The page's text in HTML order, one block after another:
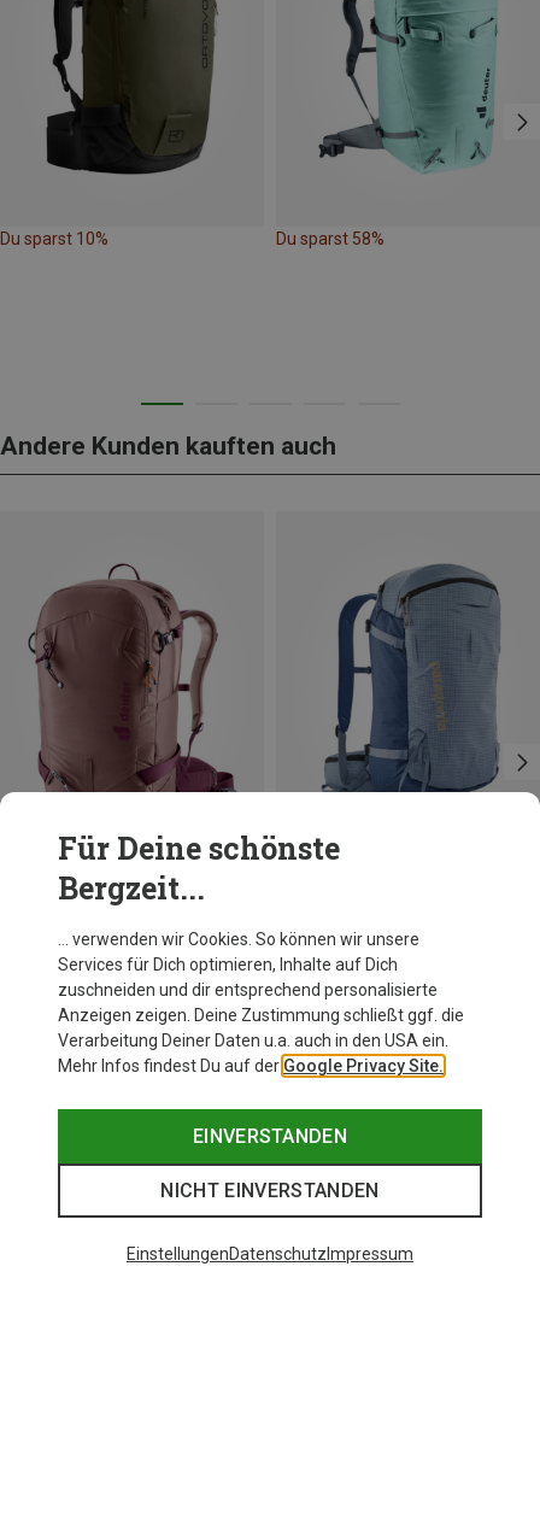
Du sparst 10% Du sparst 58%
Andere Kunden kauften auch
Damen Freerider 28 SL Rucksack
174,60 €
28L | M
Für Deine schönste
Bergzeit...
… verwenden wir Cookies. So können wir unsere
Services für Dich optimieren, Inhalte auf Dich
zuschneiden und dir entsprechend personalisierte
Anzeigen zeigen. Deine Zustimmung schließt ggf. die
Verarbeitung Deiner Daten u.a. auch in den USA ein.
Mehr Infos findest Du auf der Google Privacy Site.
EINVERSTANDEN
NICHT EINVERSTANDEN
EinstellungenDatenschutz Impressum